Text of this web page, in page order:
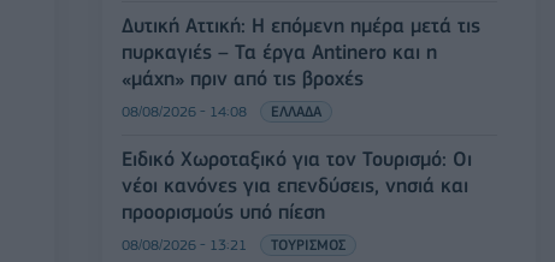
Δυτική Αττική: Η επόμενη ημέρα μετά τις
πυρκαγιές – Τα έργα Antinero και η
«μάχη» πριν από τις βροχές
08/08/2026 - 14:08 ΕΛΛΑΔΑ
Ειδικό Χωροταξικό για τον Τουρισμό: Οι
νέοι κανόνες για επενδύσεις, νησιά και
προορισμούς υπό πίεση
08/08/2026 - 13:21 ΤΟΥΡΙΣΜΟΣ